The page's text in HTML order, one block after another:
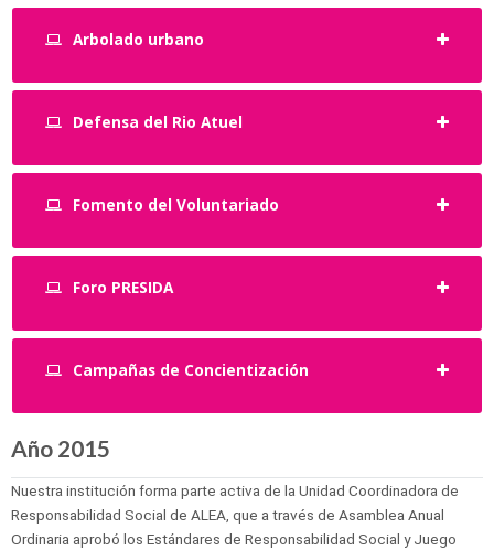
Arbolado urbano
Defensa del Rio Atuel
Fomento del Voluntariado
Foro PRESIDA
Campañas de Concientización
Año 2015
Nuestra institución forma parte activa de la Unidad Coordinadora de
Responsabilidad Social de ALEA, que a través de Asamblea Anual
Ordinaria aprobó los Estándares de Responsabilidad Social y Juego